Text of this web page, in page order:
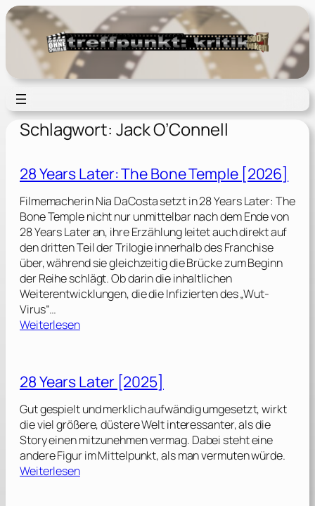
Zum
Inhalt
springen
Schlagwort: Jack O’Connell
28 Years Later: The Bone Temple [2026]
Filmemacherin Nia DaCosta setzt in 28 Years Later: The
Bone Temple nicht nur unmittelbar nach dem Ende von
28 Years Later an, ihre Erzählung leitet auch direkt auf
den dritten Teil der Trilogie innerhalb des Franchise
über, während sie gleichzeitig die Brücke zum Beginn
der Reihe schlägt. Ob darin die inhaltlichen
Weiterentwicklungen, die die Infizierten des „Wut-
Virus“…
Weiterlesen:
Y
a
r
s
L
a
28 Years Later [2025]
Gut gespielt und merklich aufwändig umgesetzt, wirkt
die viel größere, düstere Welt interessanter, als die
Story einen mitzunehmen vermag. Dabei steht eine
andere Figur im Mittelpunkt, als man vermuten würde.
Weiterlesen: